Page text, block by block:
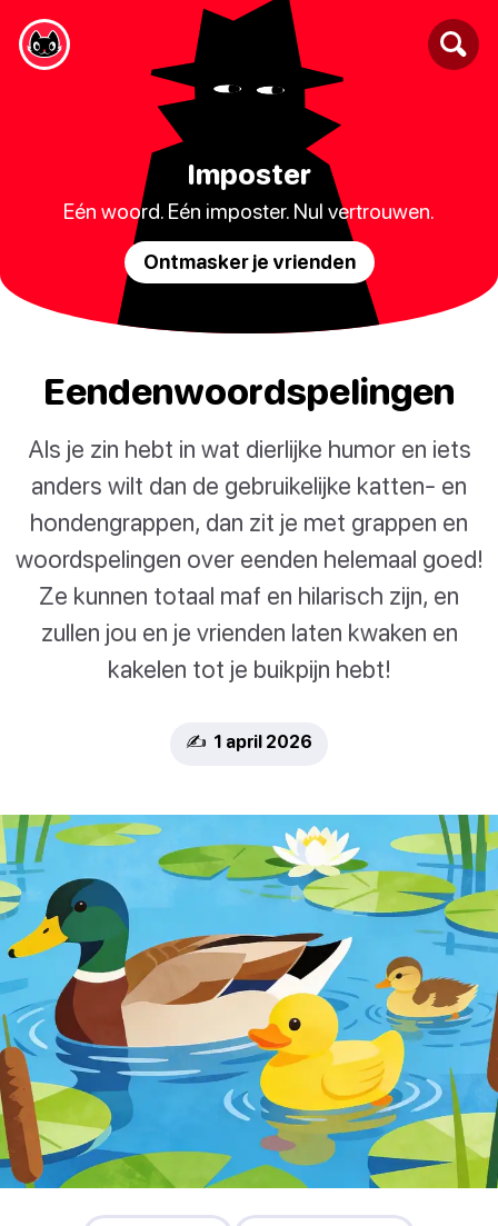
Imposter
Eén woord. Eén imposter. Nul vertrouwen.
Ontmasker je vrienden
Eendenwoordspelingen
Als je zin hebt in wat dierlijke humor en iets
anders wilt dan de gebruikelijke katten- en
hondengrappen, dan zit je met grappen en
woordspelingen over eenden helemaal goed!
Ze kunnen totaal maf en hilarisch zijn, en
zullen jou en je vrienden laten kwaken en
kakelen tot je buikpijn hebt!
✍️ 1 april 2026